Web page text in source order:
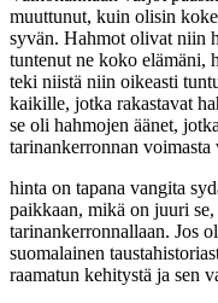
muuttunut, kuin olisin
syvän. Hahmot olivat niin
tuntenut ne koko elämäni,
teki niistä niin oikeasti
kaikille, jotka rakastavat
se oli hahmojen äänet,
tarinankerronnan
hinta on tapana vangita
paikkaan, mikä on juuri
tarinankerronnallaan. Jos
suomalainen
raamatun kehitystä ja sen